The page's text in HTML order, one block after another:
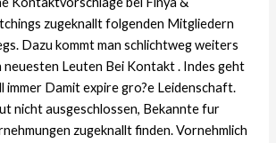
zugeknallt folgenden Mitgliedern
Dazu kommt man schlichtweg weiters
neuesten Leuten Bei Kontakt . Indes geht
immer Damit expire gro?e Leidenschaft.
nicht ausgeschlossen, Bekannte fur
zugeknallt finden. Vornehmlich